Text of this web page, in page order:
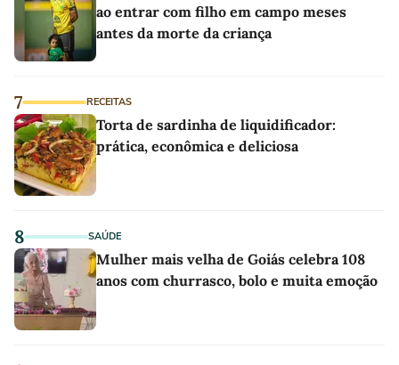
ao entrar com filho em campo meses
antes da morte da criança
7 RECEITAS
Torta de sardinha de liquidificador:
prática, econômica e deliciosa
8 SAÚDE
Mulher mais velha de Goiás celebra 108
anos com churrasco, bolo e muita emoção